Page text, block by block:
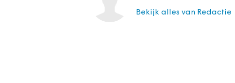
Bekijk alles van Redactie